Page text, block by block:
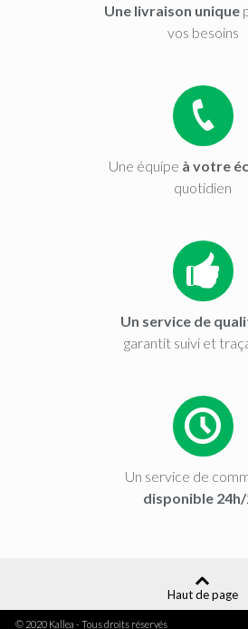
Une livraison unique
vos besoins
Une équipe à votre
quotidien
Un service de
garantit suivi et
Un service de
disponible
Haut de page
© 2020 Kallea - Tous droits réservés